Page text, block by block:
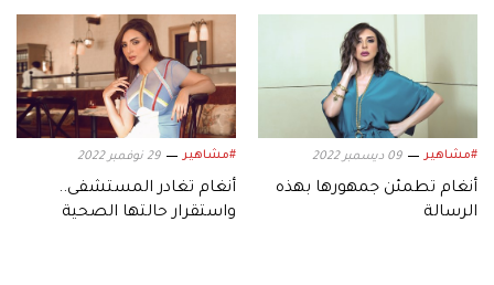
#مشاهير 09 ديسمبر 2022
أنغام تطمئن جمهورها بهذه
الرسالة
#مشاهير 29 نوفمبر 2022
أنغام تغادر المستشفى..
واستقرار حالتها الصحية